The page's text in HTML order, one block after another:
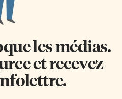
les médias.
et recevez